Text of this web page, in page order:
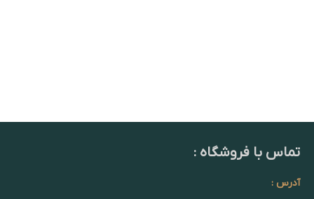
تماس با فروشگاه :
آدرس :